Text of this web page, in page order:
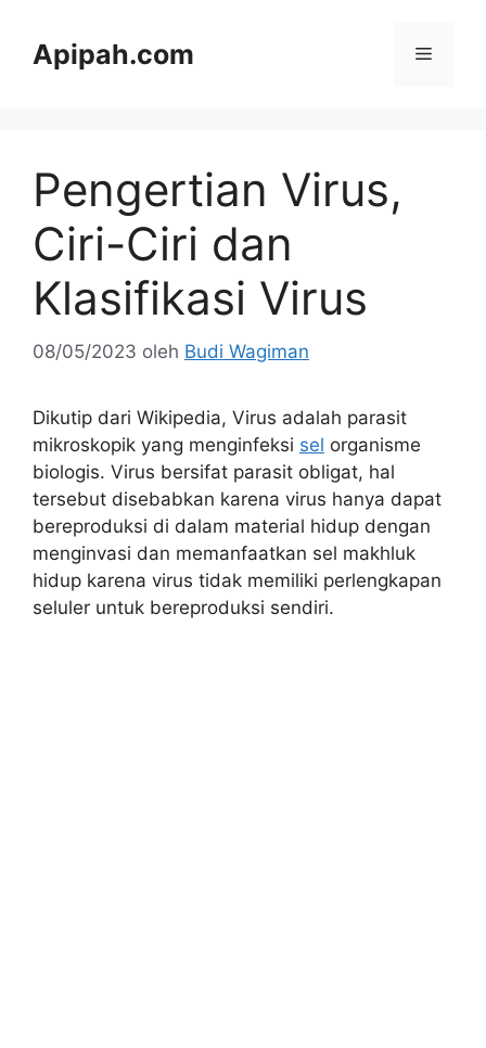
Apipah.com Menu
Pengertian Virus,
Ciri-Ciri dan
Klasifikasi Virus
08/05/2023 oleh Budi Wagiman
Dikutip dari Wikipedia, Virus adalah parasit
mikroskopik yang menginfeksi sel organisme
biologis. Virus bersifat parasit obligat, hal
tersebut disebabkan karena virus hanya dapat
bereproduksi di dalam material hidup dengan
menginvasi dan memanfaatkan sel makhluk
hidup karena virus tidak memiliki perlengkapan
seluler untuk bereproduksi sendiri.